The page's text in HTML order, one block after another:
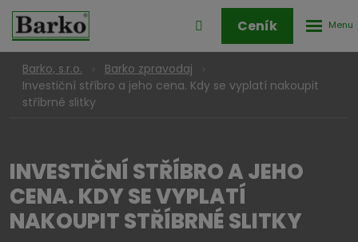
Přihlášení
zóny
Ceník
Barko, s.r.o.
Barko zpravodaj
Investiční stříbro a jeho cena. Kdy se vyplatí nakoupit
stříbrné slitky
INVESTIČNÍ STŘÍBRO A JEHO
CENA. KDY SE VYPLATÍ
NAKOUPIT STŘÍBRNÉ SLITKY